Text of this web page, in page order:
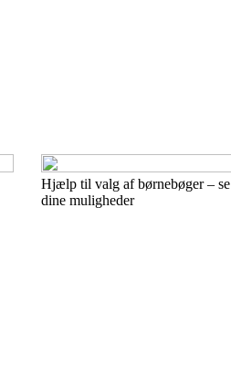
Hjælp til valg af børnebøger – se
dine muligheder